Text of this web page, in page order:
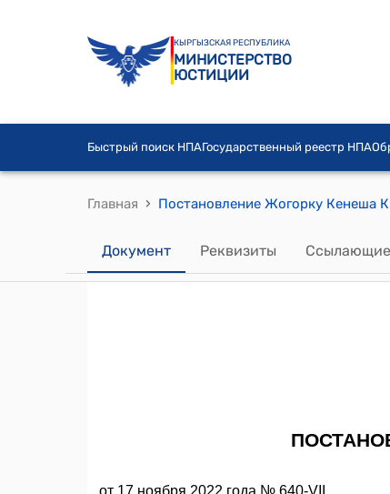
КЫРГЫЗСКАЯ РЕСПУБЛИКА
МИНИСТЕРСТВО
ЮСТИЦИИ
Быстрый поиск НПАГосударственный реестр НПА
Главная ›
Документ Реквизиты